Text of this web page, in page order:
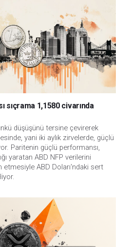
sıçrama 1,1580 civarında
düşüşünü tersine çevirerek
yani iki aylık zirvelerde, güçlü
Paritenin güçlü performansı,
yaratan ABD NFP verilerini
etmesiyle ABD Doları'ndaki sert